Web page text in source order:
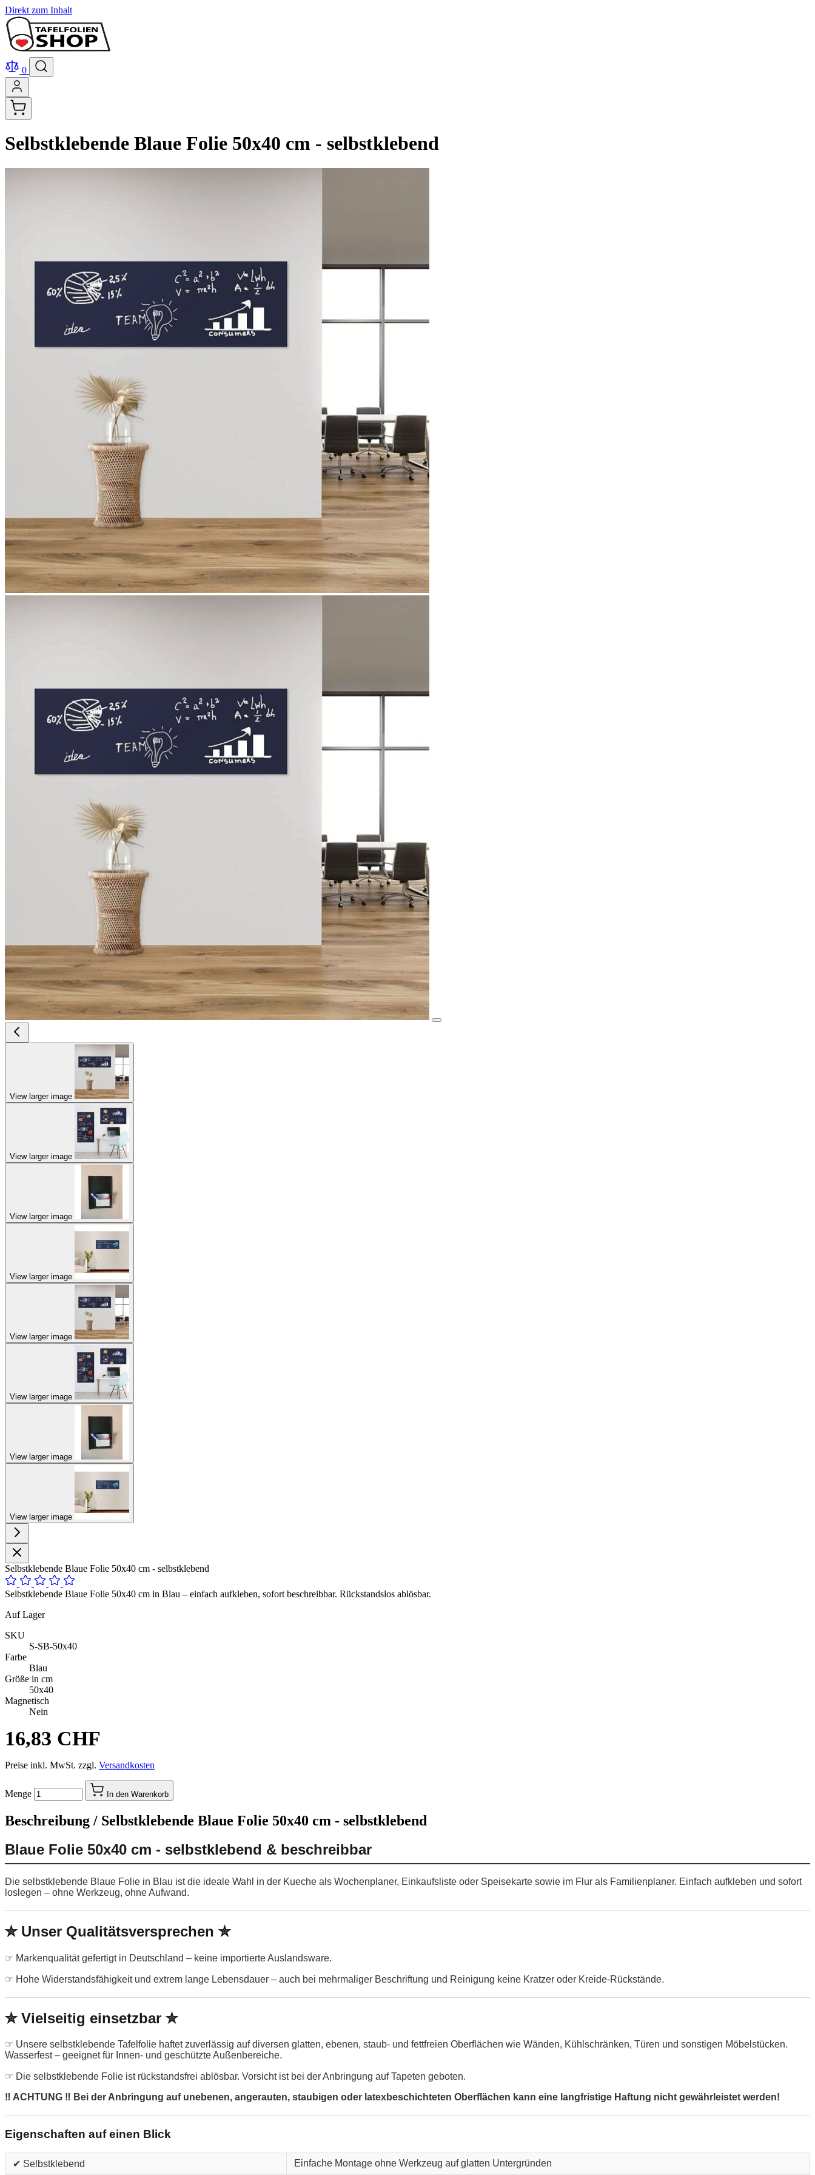
Direkt zum Inhalt
0
Selbstklebende Blaue Folie 50x40 cm - selbstklebend
View larger image
View larger image
View larger image
View larger image
View larger image
View larger image
View larger image
View larger image
Selbstklebende Blaue Folie 50x40 cm - selbstklebend
Selbstklebende Blaue Folie 50x40 cm in Blau – einfach aufkleben, sofort beschreibbar. Rückstandslos ablösbar.
Auf Lager
SKU
S-SB-50x40
Farbe
Blau
Größe in cm
50x40
Magnetisch
Nein
16,83 CHF
Preise inkl. MwSt. zzgl. Versandkosten
Menge In den Warenkorb
Beschreibung / Selbstklebende Blaue Folie 50x40 cm - selbstklebend
Blaue Folie 50x40 cm - selbstklebend & beschreibbar
Die selbstklebende Blaue Folie in Blau ist die ideale Wahl in der Kueche als Wochenplaner, Einkaufsliste oder Speisekarte sowie im Flur als Familienplaner. Einfach aufkleben und sofort
loslegen – ohne Werkzeug, ohne Aufwand.
✮ Unser Qualitätsversprechen ✮
☞ Markenqualität gefertigt in Deutschland – keine importierte Auslandsware.
☞ Hohe Widerstandsfähigkeit und extrem lange Lebensdauer – auch bei mehrmaliger Beschriftung und Reinigung keine Kratzer oder Kreide-Rückstände.
✮ Vielseitig einsetzbar ✮
☞ Unsere selbstklebende Tafelfolie haftet zuverlässig auf diversen glatten, ebenen, staub- und fettfreien Oberflächen wie Wänden, Kühlschränken, Türen und sonstigen Möbelstücken.
Wasserfest – geeignet für Innen- und geschützte Außenbereiche.
☞ Die selbstklebende Folie ist rückstandsfrei ablösbar. Vorsicht ist bei der Anbringung auf Tapeten geboten.
‼ ACHTUNG ‼ Bei der Anbringung auf unebenen, angerauten, staubigen oder latexbeschichteten Oberflächen kann eine langfristige Haftung nicht gewährleistet werden!
Eigenschaften auf einen Blick
✔ Selbstklebend Einfache Montage ohne Werkzeug auf glatten Untergründen